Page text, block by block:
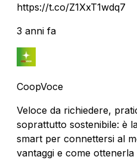
https://t.co/Z1XxT1wdq7
3 anni fa
CoopVoce
Veloce da richiedere,
soprattutto sostenibile: è
smart per connettersi al
vantaggi e come